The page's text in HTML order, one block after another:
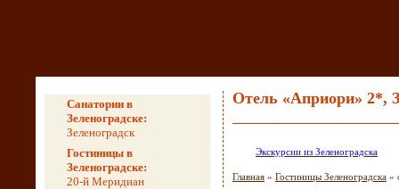
Санатории в
Зеленоградске:
Зеленоградск
Гостиницы в
Зеленоградске:
20-й Меридиан
Отель «Априори» 2*,
Экскурсии из Зеленоградска
Главная » Гостиницы Зеленоградска »